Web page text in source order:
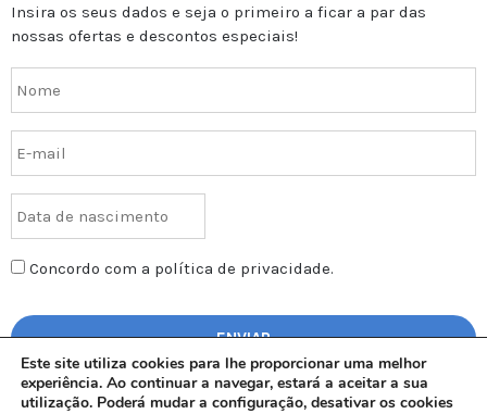
Insira os seus dados e seja o primeiro a ficar a par das
nossas ofertas e descontos especiais!
Concordo com a política de privacidade.
Este site utiliza cookies para lhe proporcionar uma melhor
experiência. Ao continuar a navegar, estará a aceitar a sua
utilização. Poderá mudar a configuração, desativar os cookies